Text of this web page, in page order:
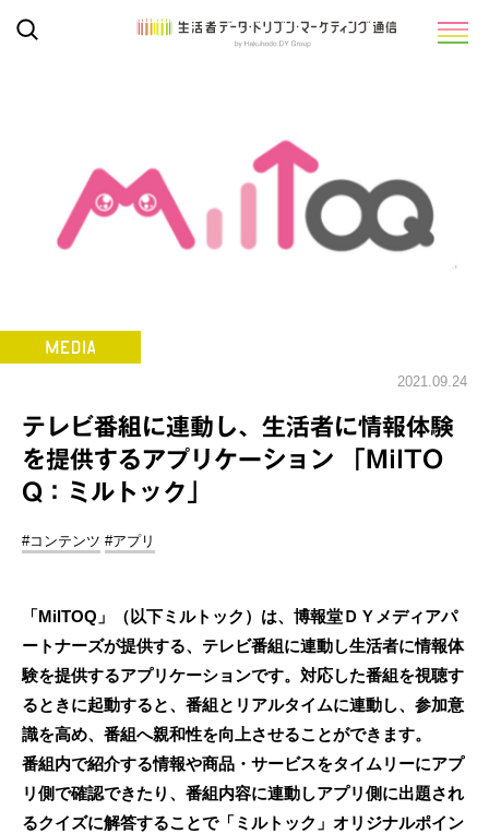
2021.09.24
テレビ番組に連動し、生活者に情報体験
を提供するアプリケーション 「MilTO
Q：ミルトック」
#コンテンツ #アプリ
「MilTOQ」（以下ミルトック）は、博報堂ＤＹメディアパ
ートナーズが提供する、テレビ番組に連動し生活者に情報体
験を提供するアプリケーションです。対応した番組を視聴す
るときに起動すると、番組とリアルタイムに連動し、参加意
識を高め、番組へ親和性を向上させることができます。
番組内で紹介する情報や商品・サービスをタイムリーにアプ
リ側で確認できたり、番組内容に連動しアプリ側に出題され
るクイズに解答することで「ミルトック」オリジナルポイン